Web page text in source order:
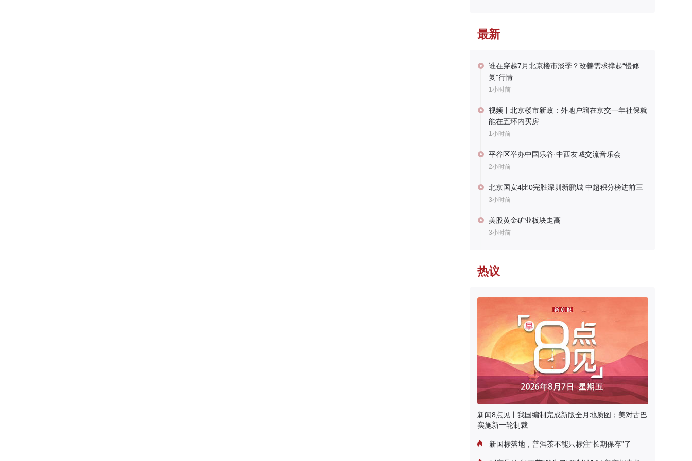
最新
谁在穿越7月北京楼市淡季？改善需求撑起“慢修
复”行情
1小时前
视频丨北京楼市新政：外地户籍在京交一年社保就
能在五环内买房
1小时前
平谷区举办中国乐谷·中西友城交流音乐会
2小时前
北京国安4比0完胜深圳新鹏城 中超积分榜进前三
3小时前
美股黄金矿业板块走高
3小时前
热议
新闻8点见丨我国编制完成新版全月地质图；美对古巴
实施新一轮制裁
新国标落地，普洱茶不能只标注“长期保存”了